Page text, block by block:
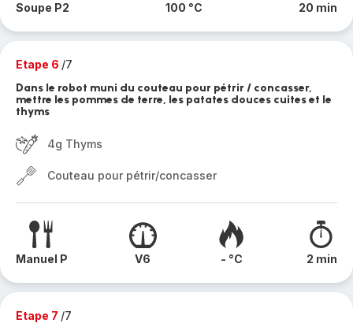
Soupe P2 100 °C 20 min
Etape 6 /7
Dans le robot muni du couteau pour pétrir / concasser,
mettre les pommes de terre, les patates douces cuites et le
thyms
4g Thyms
Couteau pour pétrir/concasser
Manuel P V6 - °C 2 min
Etape 7 /7